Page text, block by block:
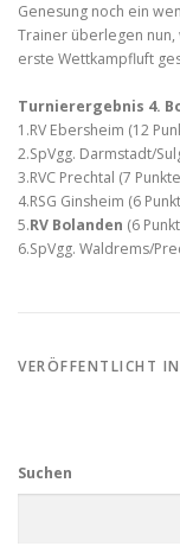
Genesung noch ein
Trainer überlegen
erste Wettkampfluft
Turnierergebnis 4.
1.RV Ebersheim (12
2.SpVgg. Darmstadt/
3.RVC Prechtal (7
4.RSG Ginsheim (6
5.RV Bolanden (6
6.SpVgg. Waldrems/
VERÖFFENTLICHT IN
Suchen